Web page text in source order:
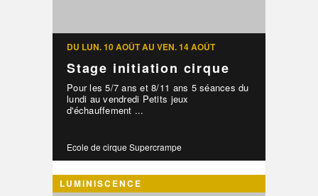
DU LUN. 10 AOÛT AU VEN. 14 AOÛT
Stage initiation cirque
Pour les 5/7 ans et 8/11 ans 5 séances du
lundi au vendredi Petits jeux
d'échauffement ...
Ecole de cirque Supercrampe
LUMINISCENCE